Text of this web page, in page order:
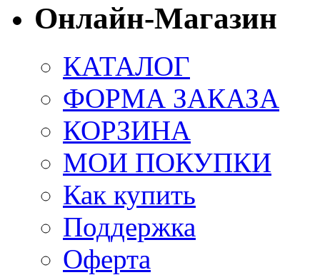
Онлайн-Магазин
КАТАЛОГ
ФОРМА ЗАКАЗА
КОРЗИНА
МОИ ПОКУПКИ
Как купить
Поддержка
Оферта